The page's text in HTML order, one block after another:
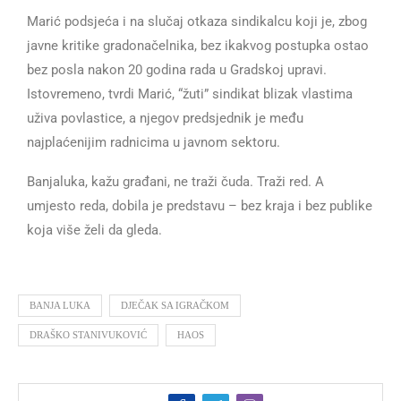
Marić podsjeća i na slučaj otkaza sindikalcu koji je, zbog
javne kritike gradonačelnika, bez ikakvog postupka ostao
bez posla nakon 20 godina rada u Gradskoj upravi.
Istovremeno, tvrdi Marić, “žuti” sindikat blizak vlastima
uživa povlastice, a njegov predsjednik je među
najplaćenijim radnicima u javnom sektoru.
Banjaluka, kažu građani, ne traži čuda. Traži red. A
umjesto reda, dobila je predstavu – bez kraja i bez publike
koja više želi da gleda.
BANJA LUKA DJEČAK SA IGRAČKOM
DRAŠKO STANIVUKOVIĆ HAOS